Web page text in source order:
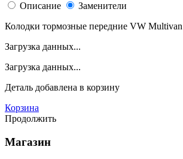
Описание
Заменители
Колодки тормозные передние VW Multivan
Загрузка данных...
Загрузка данных...
Деталь добавлена в корзину
Корзина
Продолжить
Магазин